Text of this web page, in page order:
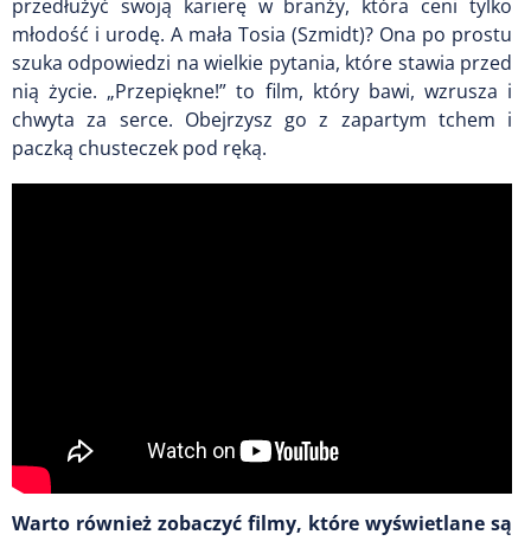
przedłużyć swoją karierę w branży, która ceni tylko
młodość i urodę. A mała Tosia (Szmidt)? Ona po prostu
szuka odpowiedzi na wielkie pytania, które stawia przed
nią życie. „Przepiękne!” to film, który bawi, wzrusza i
chwyta za serce. Obejrzysz go z zapartym tchem i
paczką chusteczek pod ręką.
Warto również zobaczyć filmy, które wyświetlane są